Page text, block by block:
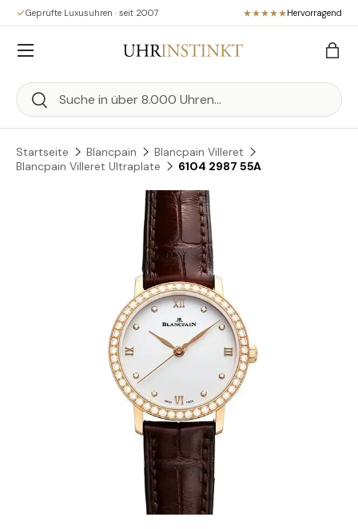
Direkt zum Inhalt
Geprüfte Luxusuhren · seit 2007 Hervorragend
Suchen
Suchen
Menü
Startseite Blancpain
Blancpain Villeret
Blancpain Villeret Ultraplate
6104 2987 55A
Zu Produktinformationen springen